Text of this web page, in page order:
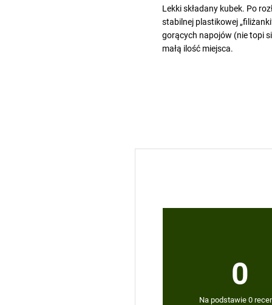
Lekki składany kubek. Po
stabilnej plastikowej
gorących napojów (nie topi
małą ilość miejsca.
0
Na podstawie 0